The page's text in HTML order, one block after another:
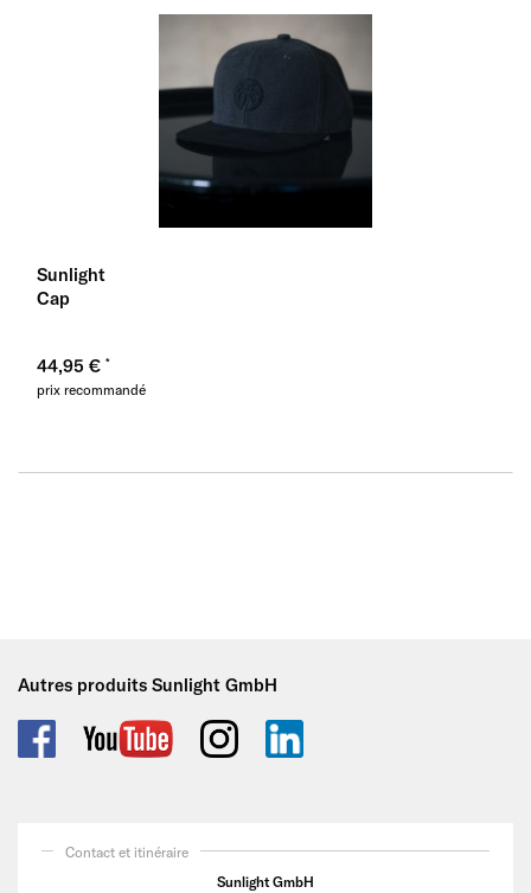
Sunlight
Cap
44,95 €
prix recommandé
Autres produits Sunlight GmbH
Contact et itinéraire
Sunlight GmbH